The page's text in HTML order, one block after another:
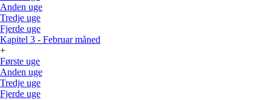
Anden uge
Tredje uge
Fjerde uge
Kapitel 3 - Februar måned
+
Første uge
Anden uge
Tredje uge
Fjerde uge